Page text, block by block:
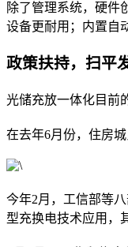
除了管理系统，硬件
设备更耐用；内置自
政策扶持，扫平
光储充放一体化目前
在去年6月份，住房
今年2月，工信部等
型充换电技术应用，